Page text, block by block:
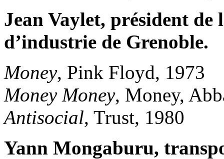
Jean Vaylet, président de
d’industrie de Grenoble.
Money, Pink Floyd, 1973
Money Money, Money,
Antisocial, Trust, 1980
Yann Mongaburu,